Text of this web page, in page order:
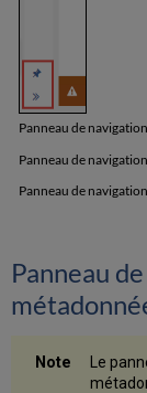
Panneau de
Panneau de
Panneau de
Panneau
Le